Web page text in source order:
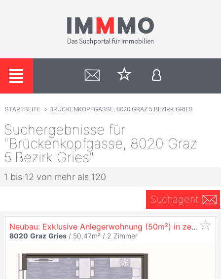
STARTSEITE › BRÜCKENKOPFGASSE, 8020 GRAZ 5.BEZIRK GRIES
Suchergebnisse für
"Brückenkopfgasse, 8020 Graz
5.Bezirk Gries"
1 bis 12 von mehr als 120
Suchagent
Neubau: Exklusive Anlegerwohnung (50m²) in zentraler Lage in
8020 Graz Gries / 50,47m² / 2 Zimmer